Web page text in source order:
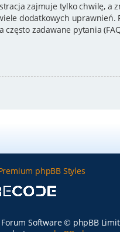
zajmuje tylko chwilę, a
dodatkowych uprawnień.
zadawane pytania
phpBB Styles
Software © phpBB